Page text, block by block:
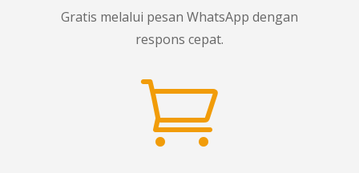
Gratis melalui pesan WhatsApp dengan
respons cepat.
